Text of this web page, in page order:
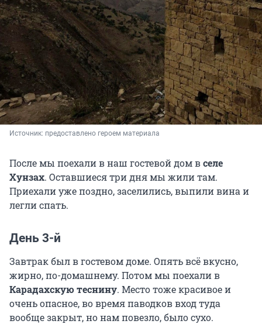
Источник: предоставлено героем материала
После мы поехали в наш гостевой дом вселе
Хунзах. Оставшиеся три дня мы жили там.
Приехали уже поздно, заселились, выпили вина и
легли спать.
День 3-й
Завтрак был в гостевом доме. Опять всё вкусно,
жирно, по-домашнему. Потом мы поехали в
Карадахскую теснину. Место тоже красивое и
очень опасное, во время паводков вход туда
вообще закрыт, но нам повезло, было сухо.